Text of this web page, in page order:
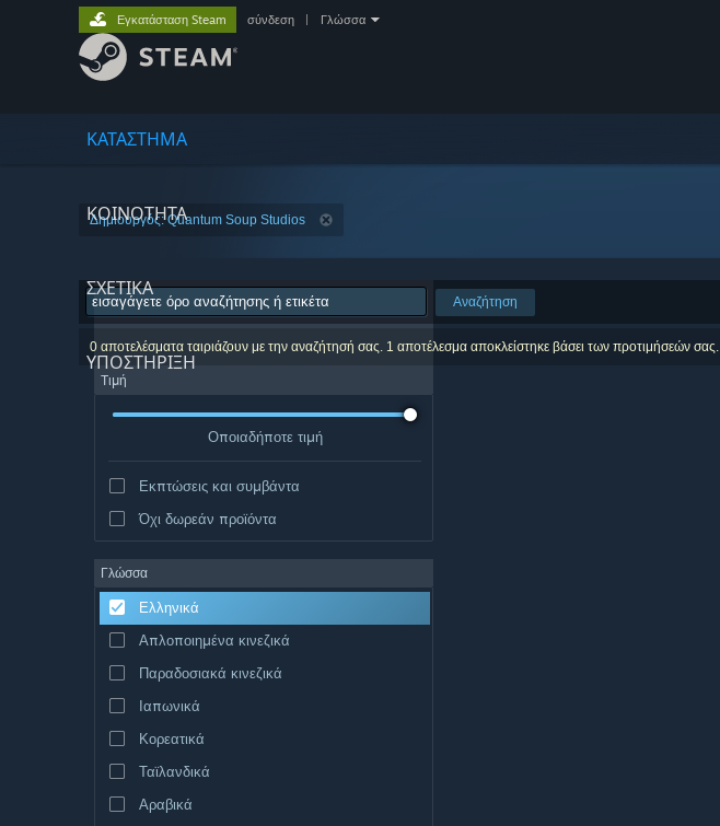
ΚΑΤΑΣΤΗΜΑ
ΚΟΙΝΟΤΗΤΑ
ΣΧΕΤΙΚΆ
ΥΠΟΣΤΗΡΙΞΗ
Εγκατάσταση Steam σύνδεση Γλώσσα
Δημιουργός: Quantum Soup Studios
Αναζήτηση
0 αποτελέσματα ταιριάζουν με την αναζήτησή σας. 1 αποτέλεσμα αποκλείστηκε βάσει των προτιμήσεών σας.
Τιμή
Οποιαδήποτε τιμή
Εκπτώσεις και συμβάντα
Όχι δωρεάν προϊόντα
Γλώσσα
Ελληνικά
Απλοποιημένα κινεζικά
Παραδοσιακά κινεζικά
Ιαπωνικά
Κορεατικά
Ταϊλανδικά
Αραβικά